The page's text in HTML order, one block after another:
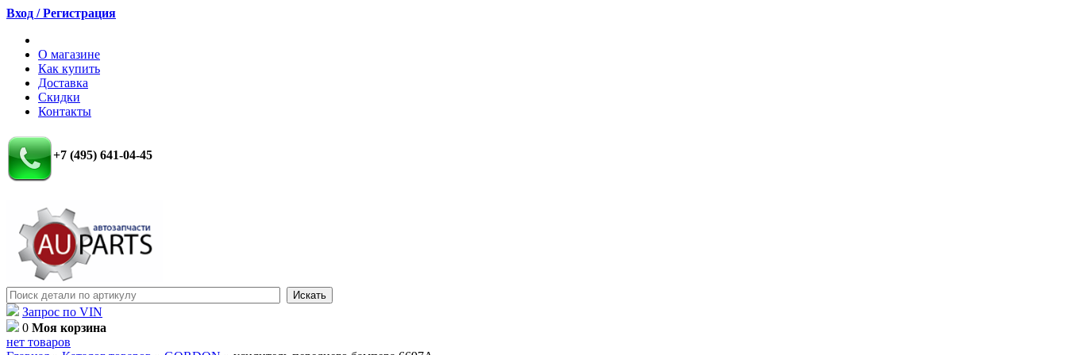
Вход / Регистрация
О магазине
Как купить
Доставка
Скидки
Контакты
+7 (495) 641-04-45
Запрос по VIN
0 Моя корзина
нет товаров